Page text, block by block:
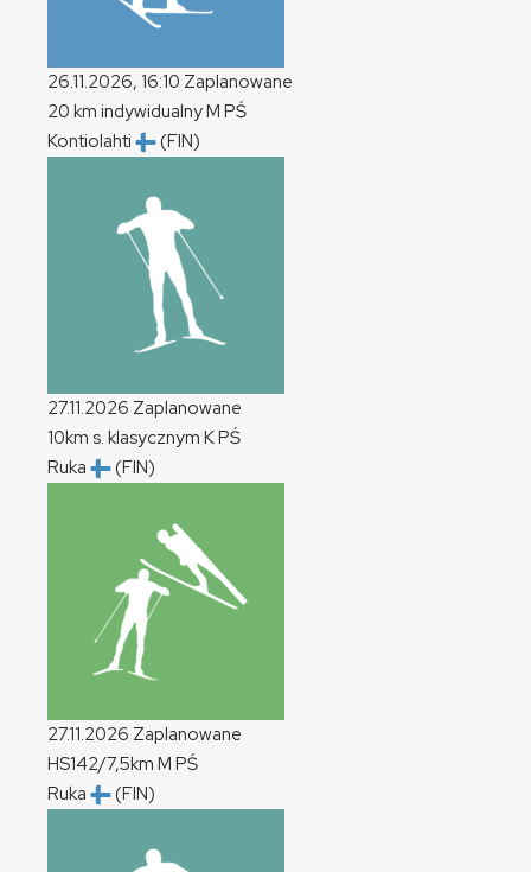
26.11.2026, 16:10 Zaplanowane
20 km indywidualnyM PŚ
Kontiolahti
(FIN)
27.11.2026 Zaplanowane
10km s. klasycznym KPŚ
Ruka
(FIN)
27.11.2026 Zaplanowane
HS142/7,5km M PŚ
Ruka
(FIN)